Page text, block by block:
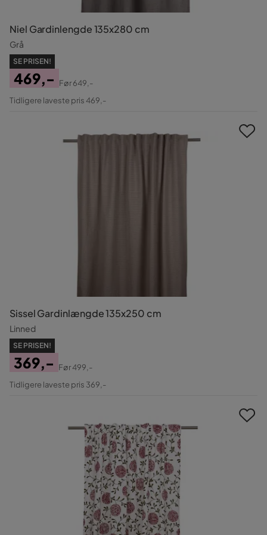
Niel Gardinlengde 135x280 cm
Grå
SE PRISEN!
Pris
469,-
Original
Før649,-
Tidligere laveste pris 469,-
Sissel Gardinlængde 135x250 cm
Linned
SE PRISEN!
Pris
369,-
Original
Før499,-
Tidligere laveste pris 369,-